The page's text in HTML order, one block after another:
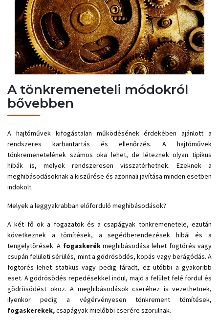
A tönkremeneteli módokról
bővebben
A hajtóművek kifogástalan működésének érdekében ajánlott a
rendszeres karbantartás és ellenőrzés. A hajtóművek
tönkremenetelének számos oka lehet, de léteznek olyan tipikus
hibák is, melyek rendszeresen visszatérhetnek. Ezeknek a
meghibásodásoknak a kiszűrése és azonnali javítása minden esetben
indokolt.
Melyek a leggyakrabban előforduló meghibásodások?
A két fő ok a fogazatok és a csapágyak tönkremenetele, ezután
következnek a tömítések, a segédberendezések hibái és a
tengelytörések. A fogaskerékmeghibásodása lehet fogtörés vagy
csupán felületi sérülés, mint a gödrösödés, kopás vagy berágódás. A
fogtörés lehet statikus vagy pedig fáradt, ez utóbbi a gyakoribb
eset. A gödrösödés repedésekkel indul, majd a felület felé fordul és
gödrösödést okoz. A meghibásodások cseréhez is vezethetnek,
ilyenkor pedig a végérvényesen tönkrement tömítések,
fogaskerekek,csapágyak mielőbbi cserére szorulnak.